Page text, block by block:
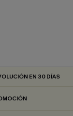
EN 30 DÍAS